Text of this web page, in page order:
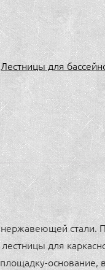
1шт.
Лестницы для
нержавеющей стали.
для
основание,